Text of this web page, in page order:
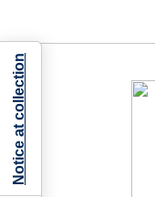
Notice at collection